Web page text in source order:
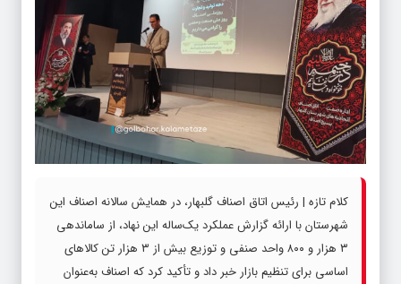
کلام تازه | رئیس اتاق اصناف گلبهار، در همایش سالانه اصناف این
شهرستان با ارائه گزارش عملکرد یک‌ساله این نهاد، از ساماندهی
۳ هزار و ۸۰۰ واحد صنفی و توزیع بیش از ۳ هزار تن کالاهای
اساسی برای تنظیم بازار خبر داد و تأکید کرد که اصناف به‌عنوان